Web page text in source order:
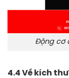
Động cơ
4.4 Về kích